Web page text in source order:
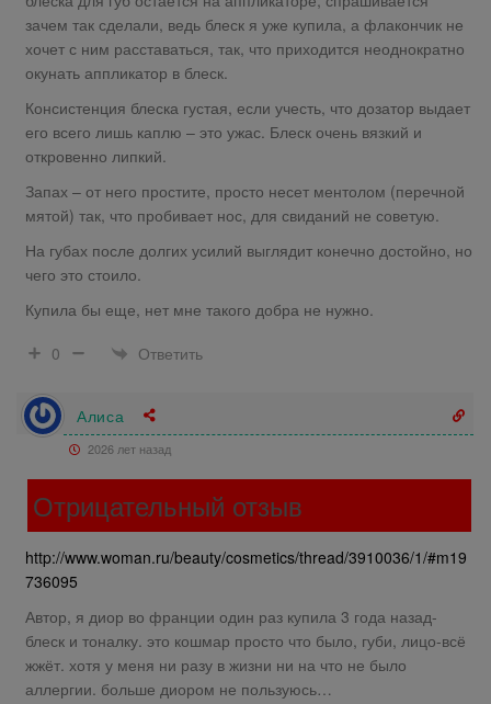
зачем так сделали, ведь блеск я уже купила, а флакончик не
хочет с ним расставаться, так, что приходится неоднократно
окунать аппликатор в блеск.
Консистенция блеска густая, если учесть, что дозатор выдает
его всего лишь каплю – это ужас. Блеск очень вязкий и
откровенно липкий.
Запах – от него простите, просто несет ментолом (перечной
мятой) так, что пробивает нос, для свиданий не советую.
На губах после долгих усилий выглядит конечно достойно, но
чего это стоило.
Купила бы еще, нет мне такого добра не нужно.
0
Ответить
Алиса
2026 лет назад
Отрицательный отзыв
http://www.woman.ru/beauty/cosmetics/thread/3910036/1/#m19
736095
Автор, я диор во франции один раз купила 3 года назад-
блеск и тоналку. это кошмар просто что было, губи, лицо-всё
жжёт. хотя у меня ни разу в жизни ни на что не было
аллергии. больше диором не пользуюсь…